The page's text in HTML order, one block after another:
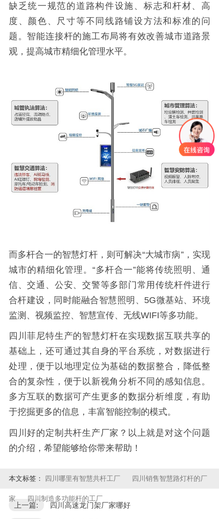
缺乏统一规范的道路构件设施、标志和杆材、高
度、颜色、尺寸等不同线路铺设方法和标准的问
题。智能连接杆的施工布局将有效改善城市道路景
观，提高城市精细化管理水平。
而多杆合一的智慧灯杆，则可解决“大城市病”，实现
城市的精细化管理。“多杆合一”能将传统照明、通
信、交通、公安、交警等多部门常用传统杆件进行
合杆建设，同时能融合智慧照明、5G微基站、环境
监测、视频监控、智慧宣传、无线WIFI等多功能。
四川菲尼特生产的智慧灯杆在实现数据互联共享的
基础上，还可通过其自身的平台系统，对数据进行
处理，便于以地理定位为基础的数据整合，降低整
合的复杂性，便于以新视角分析不同的感知信息。
多方互联的数据可产生更多的数据分析维度，有助
于挖掘更多的信息，丰富智能控制的模式。
四川好的定制共杆生产厂家？以上就是对这个问题
的介绍，希望能够给你带来帮助！
本文标签： 四川哪里有智慧共杆工厂 四川销售智慧路灯杆的厂
家 四川制造多功能杆的工厂
上一篇: 四川高速龙门架厂家哪好